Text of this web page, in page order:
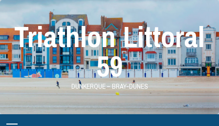
Skip
contentTriathlon Littoral
59
DUNKERQUE – BRAY-DUNES